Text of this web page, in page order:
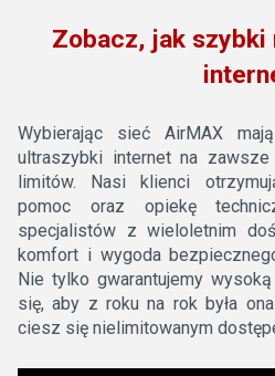
Zobacz, jak szybki
Wybierając sieć AirMAX
ultraszybki internet na
limitów. Nasi klienci
pomoc oraz opiekę
specjalistów z wieloletnim
komfort i wygoda
Nie tylko gwarantujemy
się, aby z roku na rok była
ciesz się nielimitowanym